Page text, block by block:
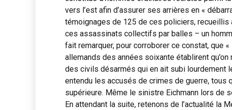
vers l’est afin d’assurer ses arrières en «
témoignages de 125 de ces policiers, recueillis
ces assassinats collectifs par balles – un
fait remarquer, pour corroborer ce constat, que
allemands des années soixante établirent
des civils désarmés qui en ait subi lourdement
entendu les accusés de crimes de guerre, tous
supérieure. Même le sinistre Eichmann lors de
En attendant la suite, retenons de l’actualité la